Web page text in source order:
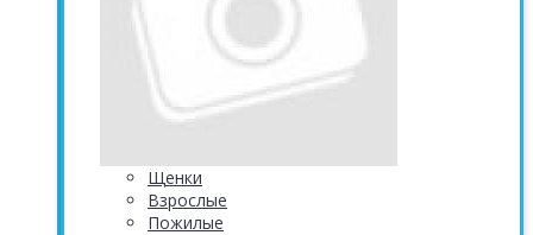
Щенки
Взрослые
Пожилые